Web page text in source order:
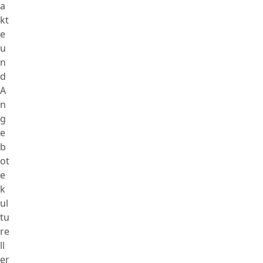
a
kt
e
u
n
d
A
n
g
e
b
ot
e
k
ul
tu
re
ll
er